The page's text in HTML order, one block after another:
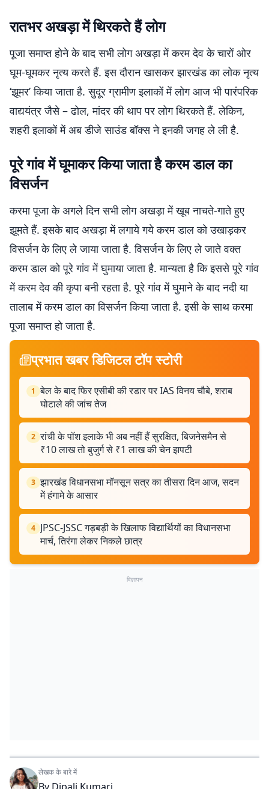
रातभर अखड़ा में थिरकते हैं लोग
पूजा समाप्त होने के बाद सभी लोग अखड़ा में करम देव के चारों ओर
घूम-घूमकर नृत्य करते हैं. इस दौरान खासकर झारखंड का लोक नृत्य
‘झूमर’ किया जाता है. सुदूर ग्रामीण इलाकों में लोग आज भी पारंपरिक
वाद्ययंत्र जैसे – ढोल, मांदर की थाप पर लोग थिरकते हैं. लेकिन,
शहरी इलाकों में अब डीजे साउंड बॉक्स ने इनकी जगह ले ली है.
पूरे गांव में घूमाकर किया जाता है करम डाल का
विसर्जन
करमा पूजा के अगले दिन सभी लोग अखड़ा में खूब नाचते-गाते हुए
झूमते हैं. इसके बाद अखड़ा में लगाये गये करम डाल को उखाड़कर
विसर्जन के लिए ले जाया जाता है. विसर्जन के लिए ले जाते वक्त
करम डाल को पूरे गांव में घुमाया जाता है. मान्यता है कि इससे पूरे गांव
में करम देव की कृपा बनी रहता है. पूरे गांव में घुमाने के बाद नदी या
तालाब में करम डाल का विसर्जन किया जाता है. इसी के साथ करमा
पूजा समाप्त हो जाता है.
प्रभात खबर डिजिटल टॉप स्टोरी
1 बेल के बाद फिर एसीबी की रडार पर IAS विनय चौबे, शराब
घोटाले की जांच तेज
2 रांची के पॉश इलाके भी अब नहीं हैं सुरक्षित, बिजनेसमैन से
₹10 लाख तो बुजुर्ग से ₹1 लाख की चेन झपटी
3 झारखंड विधानसभा मॉनसून सत्र का तीसरा दिन आज, सदन
में हंगामे के आसार
4 JPSC-JSSC गड़बड़ी के खिलाफ विद्यार्थियों का विधानसभा
मार्च, तिरंगा लेकर निकले छात्र
विज्ञापन
लेखक के बारे में